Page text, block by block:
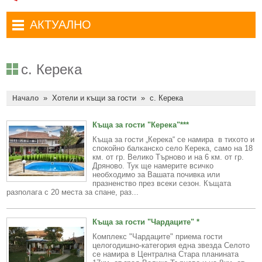
Достъп до информация
Антикорупция
Профил на купувача
Общ устройствен план
Устройство на територията
Общинско предприятие Чисто Дряново
Общинско предприятие Зелено Дряново
Финанси и бюджет
Култура
Туристически маршрути
Туристически информационен център
Съобщения
с. Керека
Начало »Хотели и къщи за гости »с. Керека
Къща за гости "Керека"***
Къща за гости „Керека“ се намира в тихото и
спокойно балканско село Керека, само на 18
км. от гр. Велико Търново и на 6 км. от гр.
Дряново. Тук ще намерите всичко
необходимо за Вашата почивка или
празненство през всеки сезон. Къщата
разполага с 20 места за спане, раз...
Къща за гости "Чардаците" *
Комплекс "Чардаците" приема гости
целогодишно-категория една звезда Селото
се намира в Централна Стара планината
Комплексно административно обслужване
АКТУАЛНО
Въвеждане на еврото в България
Местни избори 2023 година
Общинска избирателна комисия мандат 2023-2027 г.
Преброяване 2021
COVID-19 (Коронавирус)
Приют за безстопанствени кучета
Новини
Обяви и съобщения